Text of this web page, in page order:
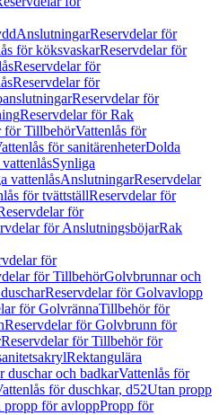
AnslutningarReservdelar för
för köksvaskarReservdelar för
Reservdelar för
Reservdelar för
Reservdelar för
Reservdelar för Rak
för TillbehörVattenlås för
för sanitärenheterDolda
Synliga
vattenlåsAnslutningarReservdelar
för tvättställReservdelar för
för
för AnslutningsböjarRak
för
för TillbehörGolvbrunnar och
Reservdelar för Golvavlopp
för GolvrännaTillbehör för
Reservdelar för Golvbrunn för
Reservdelar för Tillbehör för
Rektangulära
duschar och badkarVattenlås för
för duschkar, d52Utan propp
propp för avloppPropp för